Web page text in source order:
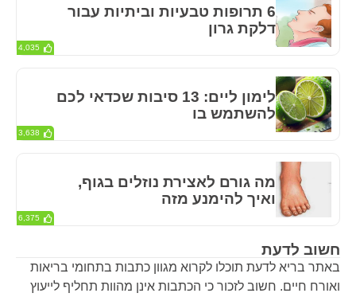
חשוב לדעת
באתר בריא לדעת תוכלו לקרוא מגוון כתבות בתחומי בריאות
ואורח חיים. חשוב לזכור כי הכתבות אינן מהוות תחליף לייעוץ
6 תרופות טבעיות וביתיות עבור
דלקת גרון
4,035
לימון ליים: 13 סיבות שכדאי לכם
להשתמש בו
3,638
מה גורם לאצירת נוזלים בגוף,
ואיך להימנע מזה
6,375